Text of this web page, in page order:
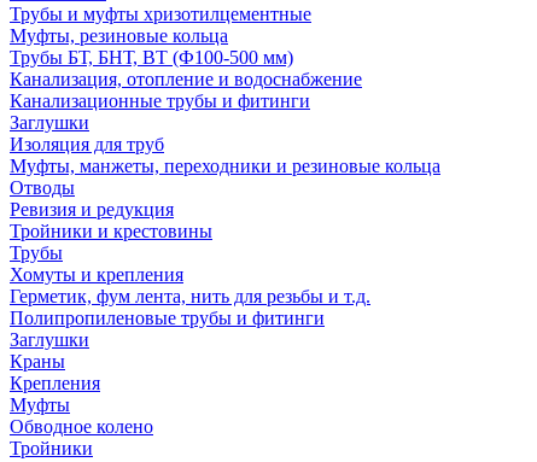
Трубы и муфты хризотилцементные
Муфты, резиновые кольца
Трубы БТ, БНТ, ВТ (Ф100-500 мм)
Канализация, отопление и водоснабжение
Канализационные трубы и фитинги
Заглушки
Изоляция для труб
Муфты, манжеты, переходники и резиновые кольца
Отводы
Ревизия и редукция
Тройники и крестовины
Трубы
Хомуты и крепления
Герметик, фум лента, нить для резьбы и т.д.
Полипропиленовые трубы и фитинги
Заглушки
Краны
Крепления
Муфты
Обводное колено
Тройники